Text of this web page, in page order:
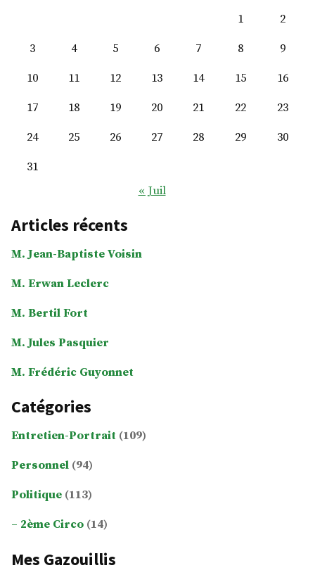
1
2
3
4 5 6 7 8
9
10
11 12 13 14 15
16
17
18 19 20 21 22
23
24
25 26 27 28 29
30
31
« Juil
Articles récents
M. Jean-Baptiste Voisin
M. Erwan Leclerc
M. Bertil Fort
M. Jules Pasquier
M. Frédéric Guyonnet
Catégories
Entretien-Portrait (109)
Personnel (94)
Politique (113)
2ème Circo (14)
Mes Gazouillis